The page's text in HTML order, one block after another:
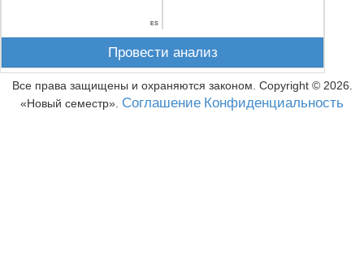
ES
Провести анализ
Все права защищены и охраняются законом. Copyright © 2026.
Новый семестр . Соглашение Конфиденциальность